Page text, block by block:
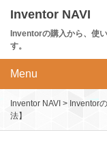
content
Inventor NAVI
Inventorの購入から、使
す。
Menu
Inventor NAVI > Inventor
法】